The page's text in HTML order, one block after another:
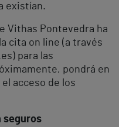
existían.
Vithas Pontevedra ha
cita on line (a través
para las
pondrá en
acceso de los
seguros